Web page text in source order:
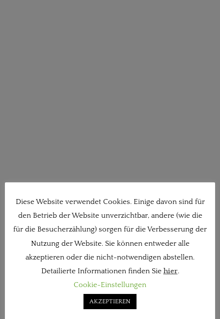
Diese Website verwendet Cookies. Einige davon sind für
den Betrieb der Website unverzichtbar, andere (wie die
für die Besucherzählung) sorgen für die Verbesserung der
Nutzung der Website. Sie können entweder alle
akzeptieren oder die nicht-notwendigen abstellen.
Detailierte Informationen finden Sie hier.
Cookie-Einstellungen
AKZEPTIEREN